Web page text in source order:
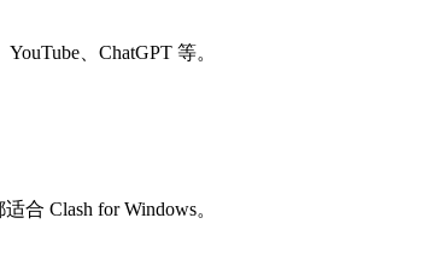
、ChatGPT 等。
适合 Clash for Windows。